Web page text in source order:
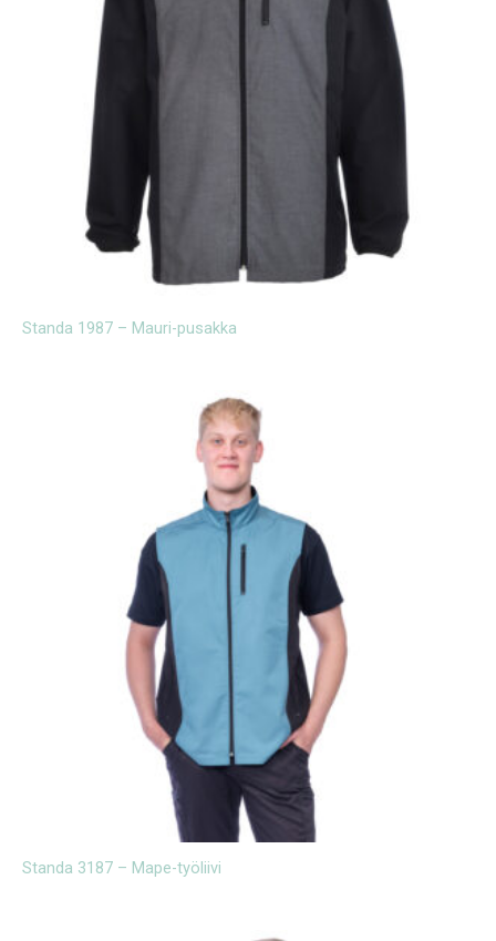
Standa 1987 – Mauri-pusakka
Standa 3187 – Mape-työliivi